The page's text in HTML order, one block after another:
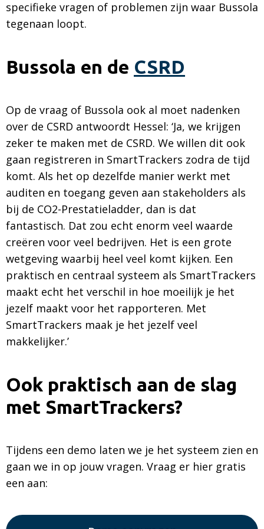
specifieke vragen of problemen zijn waar Bussola
tegenaan loopt.
Bussola en de CSRD
Op de vraag of Bussola ook al moet nadenken
over de CSRD antwoordt Hessel: ‘Ja, we krijgen
zeker te maken met de CSRD. We willen dit ook
gaan registreren in SmartTrackers zodra de tijd
komt. Als het op dezelfde manier werkt met
auditen en toegang geven aan stakeholders als
bij de CO2-Prestatieladder, dan is dat
fantastisch. Dat zou echt enorm veel waarde
creëren voor veel bedrijven. Het is een grote
wetgeving waarbij heel veel komt kijken. Een
praktisch en centraal systeem als SmartTrackers
maakt echt het verschil in hoe moeilijk je het
jezelf maakt voor het rapporteren. Met
SmartTrackers maak je het jezelf veel
makkelijker.’
Ook praktisch aan de slag
met SmartTrackers?
Tijdens een demo laten we je het systeem zien en
gaan we in op jouw vragen. Vraag er hier gratis
een aan: